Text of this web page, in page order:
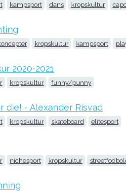
kampsport dans kropskultur
kropskultur kampsport
2020-2021
kropskultur funny/punny
die! - Alexander Risvad
kropskultur skateboard elitesport
nichesport kropskultur